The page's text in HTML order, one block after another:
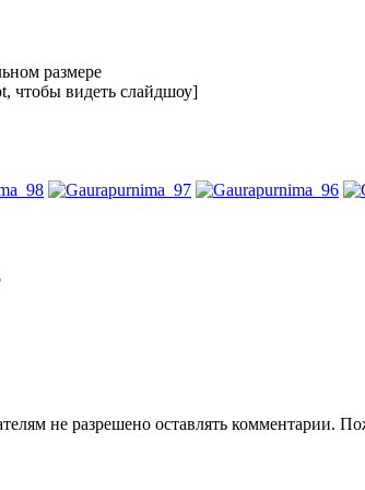
чтобы видеть слайдшоу]
не разрешено оставлять комментарии.